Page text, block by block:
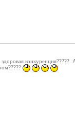
конкуренция?????.